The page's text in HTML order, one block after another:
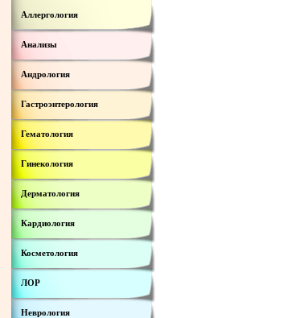
Аллергология
Анализы
Андрология
Гастроэнтерология
Гематология
Гинекология
Дерматология
Кардиология
Косметология
ЛОР
Неврология